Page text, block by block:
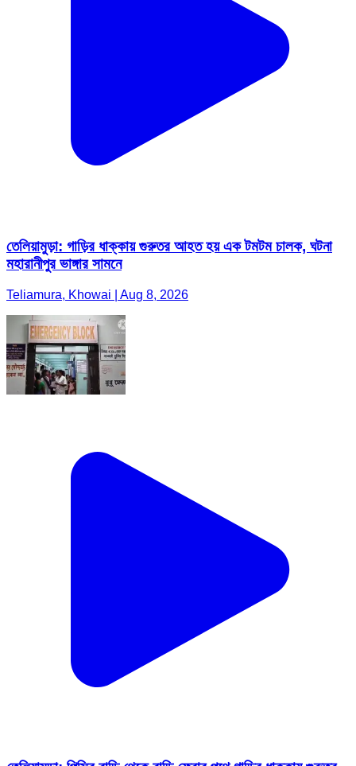
তেলিয়ামুড়া: গাড়ির ধাক্কায় গুরুতর আহত হয় এক টমটম চালক, ঘটনা
মহারানীপুর ভাঙ্গার সামনে
Teliamura, Khowai | Aug 8, 2026